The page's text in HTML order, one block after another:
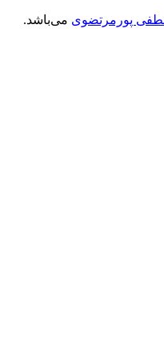
پورمرتضوی می‌باشد.